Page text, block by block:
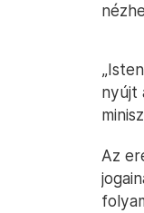
nyújt
Az